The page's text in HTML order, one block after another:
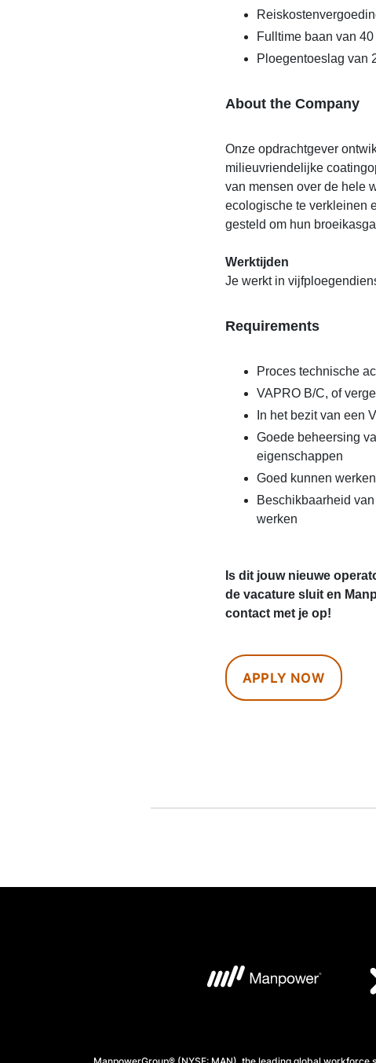
Fulltime baan van
Ploegentoeslag van
About the Company
Onze opdrachtgever
milieuvriendelijke
van mensen over de hele
ecologische te verkleinen
gesteld om hun
Werktijden
Je werkt in
Requirements
Proces technische
VAPRO B/C, of
In het bezit van een
Goede beheersing
eigenschappen
Goed kunnen
Beschikbaarheid
werken
Is dit jouw nieuwe
de vacature sluit en
contact met je op!
APPLY NOW